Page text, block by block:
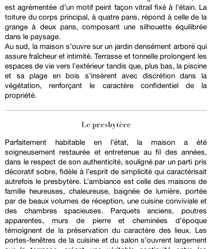
est agrémentée d’un motif peint façon vitrail fixé à l’étain. La
toiture du corps principal, à quatre pans, répond à celle de la
grange à deux pans, composant une silhouette équilibrée
dans le paysage.
Au sud, la maison s’ouvre sur un jardin densément arboré qui
assure fraîcheur et intimité. Terrasse et tonnelle prolongent les
espaces de vie vers l’extérieur tandis que, plus bas, la piscine
et sa plage en bois s’insèrent avec discrétion dans la
végétation, renforçant le caractère confidentiel de la
propriété.
Le presbytère
Parfaitement habitable en l’état, la maison a été
soigneusement restaurée et entretenue au fil des années,
dans le respect de son authenticité, souligné par un parti pris
décoratif sobre, fidèle à l’esprit de simplicité qui caractérisait
autrefois le presbytère. L’ambiance est celle des maisons de
famille heureuses, chaleureuse, baignée de lumière, portée
par de beaux volumes de réception, une cuisine conviviale et
des chambres spacieuses. Parquets anciens, poutres
apparentes, murs de pierre et cheminées d’époque
témoignent de la préservation du caractère des lieux. Les
portes-fenêtres de la cuisine et du salon s’ouvrent largement